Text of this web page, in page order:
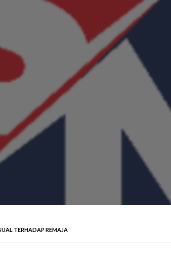
TERHADAP REMAJA